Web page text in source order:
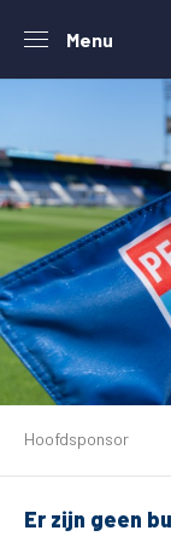
Menu
Tickets
Hoofdsponsor
Er zijn geen